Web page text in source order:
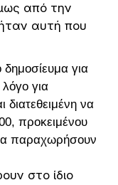
από την
αυτή που
για
λόγο για
να
προκειμένου
παραχωρήσουν
στο ίδιο